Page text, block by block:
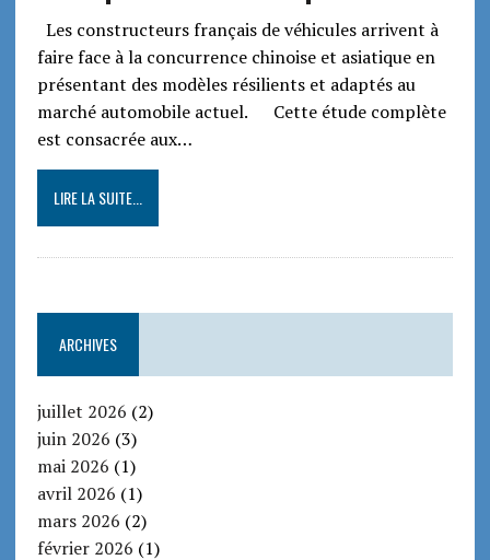
Les constructeurs français de véhicules arrivent à
faire face à la concurrence chinoise et asiatique en
présentant des modèles résilients et adaptés au
marché automobile actuel. Cette étude complète
est consacrée aux…
LIRE LA SUITE...
ARCHIVES
juillet 2026 (2)
juin 2026 (3)
mai 2026 (1)
avril 2026 (1)
mars 2026 (2)
février 2026 (1)